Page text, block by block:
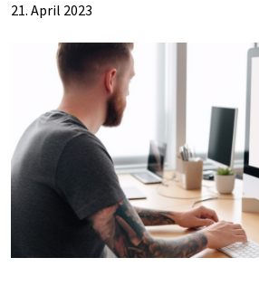
21. April 2023